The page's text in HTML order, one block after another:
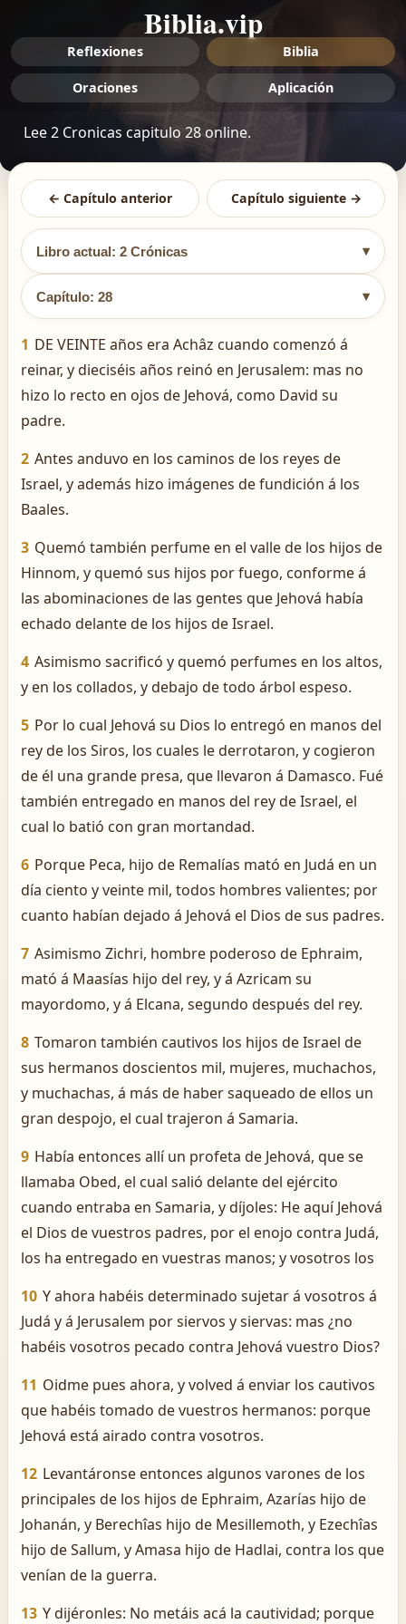
Biblia.vip
Reflexiones Biblia
Oraciones Aplicación
Lee 2 Cronicas capitulo 28 online.
← Capítulo anterior Capítulo siguiente →
Libro actual: 2 Crónicas ▾
Capítulo: 28 ▾
1 DE VEINTE años era Achâz cuando comenzó á
reinar, y dieciséis años reinó en Jerusalem: mas no
hizo lo recto en ojos de Jehová, como David su
padre.
2 Antes anduvo en los caminos de los reyes de
Israel, y además hizo imágenes de fundición á los
Baales.
3 Quemó también perfume en el valle de los hijos de
Hinnom, y quemó sus hijos por fuego, conforme á
las abominaciones de las gentes que Jehová había
echado delante de los hijos de Israel.
4 Asimismo sacrificó y quemó perfumes en los altos,
y en los collados, y debajo de todo árbol espeso.
5 Por lo cual Jehová su Dios lo entregó en manos del
rey de los Siros, los cuales le derrotaron, y cogieron
de él una grande presa, que llevaron á Damasco. Fué
también entregado en manos del rey de Israel, el
cual lo batió con gran mortandad.
6 Porque Peca, hijo de Remalías mató en Judá en un
día ciento y veinte mil, todos hombres valientes; por
cuanto habían dejado á Jehová el Dios de sus padres.
7 Asimismo Zichri, hombre poderoso de Ephraim,
mató á Maasías hijo del rey, y á Azricam su
mayordomo, y á Elcana, segundo después del rey.
8 Tomaron también cautivos los hijos de Israel de
sus hermanos doscientos mil, mujeres, muchachos,
y muchachas, á más de haber saqueado de ellos un
gran despojo, el cual trajeron á Samaria.
9 Había entonces allí un profeta de Jehová, que se
llamaba Obed, el cual salió delante del ejército
cuando entraba en Samaria, y díjoles: He aquí Jehová
el Dios de vuestros padres, por el enojo contra Judá,
los ha entregado en vuestras manos; y vosotros los
10 Y ahora habéis determinado sujetar á vosotros á
Judá y á Jerusalem por siervos y siervas: mas ¿no
habéis vosotros pecado contra Jehová vuestro Dios?
11 Oidme pues ahora, y volved á enviar los cautivos
que habéis tomado de vuestros hermanos: porque
Jehová está airado contra vosotros.
12 Levantáronse entonces algunos varones de los
principales de los hijos de Ephraim, Azarías hijo de
Johanán, y Berechîas hijo de Mesillemoth, y Ezechîas
hijo de Sallum, y Amasa hijo de Hadlai, contra los que
venían de la guerra.
13 Y dijéronles: No metáis acá la cautividad; porque